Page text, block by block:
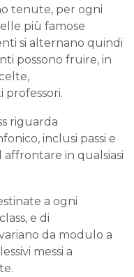
tenute, per ogni
più famose
si alternano quindi
possono fruire, in
professori.
riguarda
inclusi passi e
affrontare in qualsiasi
a ogni
e di
da modulo a
messi a